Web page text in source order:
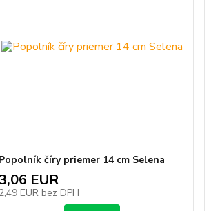
Popolník číry priemer 14 cm Selena
3,06 EUR
2,49 EUR bez DPH